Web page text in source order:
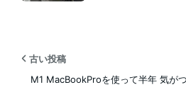
古い投稿
M1 MacBookProを使って半年 気が